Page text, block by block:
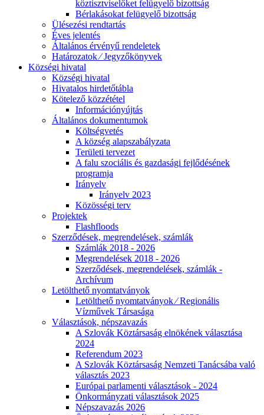
köztisztviselőket felügyelő bizottság
Bérlakásokat felügyelő bizottság
Ülésezési rendtartás
Éves jelentés
Általános érvényű rendeletek
Határozatok ⁄ Jegyzőkönyvek
Községi hivatal
Községi hivatal
Hivatalos hirdetőtábla
Kötelező közzététel
Információnyújtás
Általános dokumentumok
Költségvetés
A község alapszabályzata
Területi tervezet
A falu szociális és gazdasági fejlődésének
programja
Irányelv
Irányelv 2023
Közösségi terv
Projektek
Flashfloods
Szerződések, megrendelések, számlák
Számlák 2018 - 2026
Megrendelések 2018 - 2026
Szerződések, megrendelések, számlák -
Archívum
Letölthető nyomtatványok
Letölthető nyomtatványok ⁄ Regionális
Vízművek Társasága
Választások, népszavazás
A Szlovák Köztársaság elnökének választása
2024
Referendum 2023
A Szlovák Köztársaság Nemzeti Tanácsába való
választás 2023
Európai parlamenti választások - 2024
Önkormányzati választások 2025
Népszavazás 2026